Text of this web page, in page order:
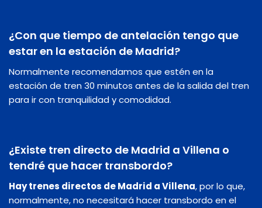
¿Con que tiempo de antelación tengo que
estar en la estación de Madrid?
Normalmente recomendamos que estén en la
estación de tren 30 minutos antes de la salida del tren
para ir con tranquilidad y comodidad.
¿Existe tren directo de Madrid a Villena o
tendré que hacer transbordo?
Hay trenes directos de Madrid a Villena, por lo que,
normalmente, no necesitará hacer transbordo en el